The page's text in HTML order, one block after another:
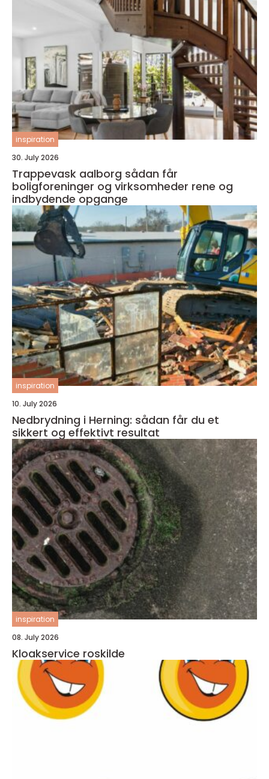
inspiration
30. July 2026
Trappevask aalborg sådan får
boligforeninger og virksomheder rene og
indbydende opgange
inspiration
10. July 2026
Nedbrydning i Herning: sådan får du et
sikkert og effektivt resultat
inspiration
08. July 2026
Kloakservice roskilde